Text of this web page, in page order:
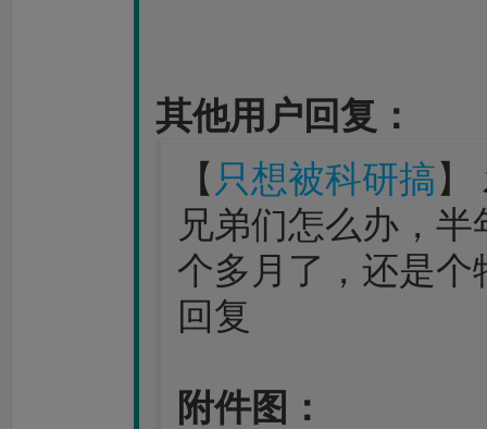
其他用户回复：
【 只想被科研搞】
兄弟们怎么办，
个多月了，还是
回复
附件图：